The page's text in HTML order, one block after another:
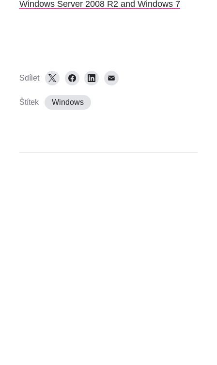
Windows Server 2008 R2 and Windows 7
Sdílet
Štítek Windows